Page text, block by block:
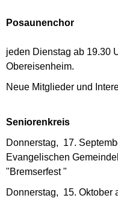
Posaunenchor
jeden Dienstag ab 19.30
Obereisenheim.
Neue Mitglieder und
Seniorenkreis
Donnerstag, 17.
Evangelischen
"Bremserfest "
Donnerstag, 15. Oktober